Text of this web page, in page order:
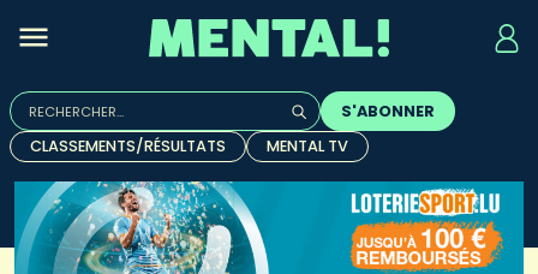
Rechercher :
Quand les résultats de l'auto-complétion sont
S'ABONNER
CLASSEMENTS/RÉSULTATS
MENTAL TV